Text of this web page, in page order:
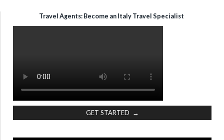
Travel Agents: Become an Italy Travel Specialist
GET STARTED →